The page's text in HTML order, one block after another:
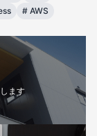
# AWS
ます